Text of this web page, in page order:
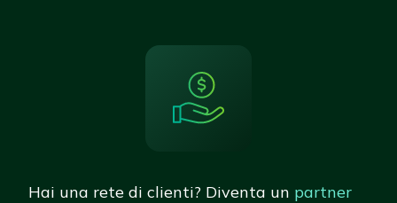
Hai una rete di clienti? Diventa un partner